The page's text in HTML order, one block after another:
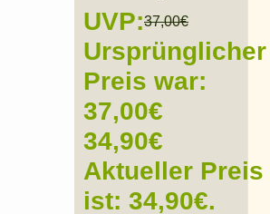
UVP:37,00€
Ursprünglicher
Preis war:
37,00€
34,90€
Aktueller Preis
ist: 34,90€.